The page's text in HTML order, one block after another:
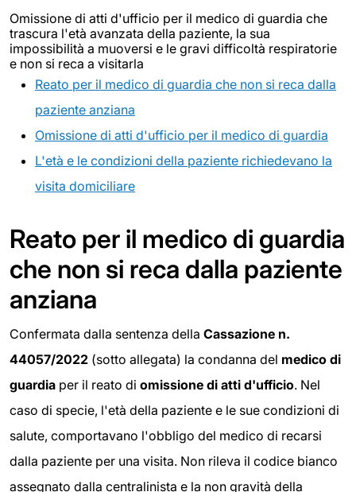
Omissione di atti d'ufficio per il medico di guardia che
trascura l'età avanzata della paziente, la sua
impossibilità a muoversi e le gravi difficoltà respiratorie
e non si reca a visitarla
Reato per il medico di guardia che non si reca dalla
paziente anziana
Omissione di atti d'ufficio per il medico di guardia
L'età e le condizioni della paziente richiedevano la
visita domiciliare
Reato per il medico di guardia
che non si reca dalla paziente
anziana
Confermata dalla sentenza della Cassazione n.
44057/2022 (sotto allegata) la condanna del medico di
guardia per il reato di omissione di atti d'ufficio. Nel
caso di specie, l'età della paziente e le sue condizioni di
salute, comportavano l'obbligo del medico di recarsi
dalla paziente per una visita. Non rileva il codice bianco
assegnato dalla centralinista e la non gravità della